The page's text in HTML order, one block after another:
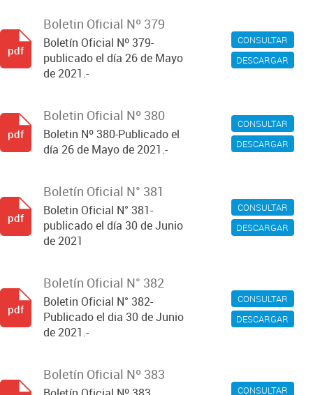
CONSULTAR
DESCARGAR
Boletin Oficial Nº 379
Boletín Oficial Nº 379-
publicado el día 26 de Mayo
de 2021.-
pdf
CONSULTAR
DESCARGAR
Boletin Oficial Nº 380
Boletin Nº 380-Publicado el
día 26 de Mayo de 2021.-
pdf
CONSULTAR
DESCARGAR
Boletín Oficial N° 381
Boletin Oficial N° 381-
publicado el día 30 de Junio
de 2021
pdf
CONSULTAR
DESCARGAR
Boletín Oficial N° 382
Boletin Oficial N° 382-
Publicado el dia 30 de Junio
de 2021.-
pdf
CONSULTAR
Boletín Oficial Nº 383